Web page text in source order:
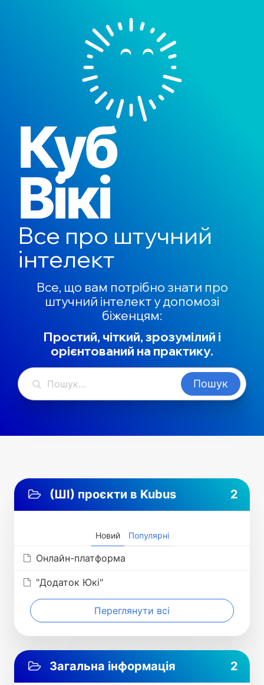
Куб
Вікі
Все про штучний
інтелект
Все, що вам потрібно знати про
штучний інтелект у допомозі
біженцям:
Простий, чіткий, зрозумілий і
орієнтований на практику.
(ШІ) проєкти в Kubus 2
Новий Популярні
Онлайн-платформа
"Додаток Юкі"
Переглянути всі
Загальна інформація 2